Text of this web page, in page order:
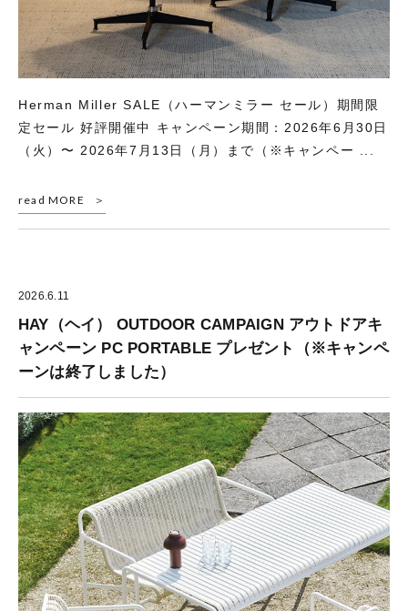
Herman Miller SALE（ハーマンミラー セール）期間限
定セール 好評開催中 キャンペーン期間：2026年6月30日
（火）〜 2026年7月13日（月）まで（※キャンペー ...
read MORE
2026.6.11
HAY（ヘイ） OUTDOOR CAMPAIGN アウトドアキ
ャンペーン PC PORTABLE プレゼント（※キャンペ
ーンは終了しました）